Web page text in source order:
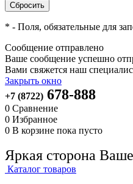
* - Поля, обязательные для
Сообщение отправлено
Ваше сообщение успешно
Вами свяжется наш
Закрыть окно
+7 (8722) 678-888
0 Сравнение
0 Избранное
0 В корзине пока пусто
Яркая сторона
Каталог товаров